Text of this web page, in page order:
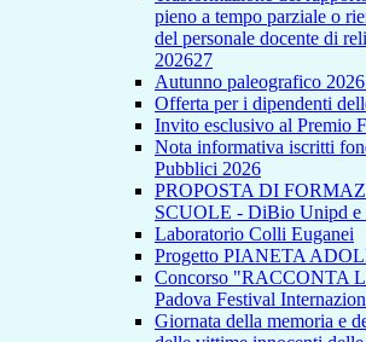
pieno a tempo parziale o
del personale docente di
202627
Autunno paleografico
Offerta per i dipendenti
Invito esclusivo al Premio
Nota informativa iscritti
Pubblici 2026
PROPOSTA DI
SCUOLE - DiBio Unipd e
Laboratorio Colli Euganei
Progetto PIANETA
Concorso "RACCONTA
Padova Festival
Giornata della memoria e